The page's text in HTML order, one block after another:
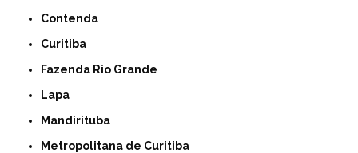
Contenda
Curitiba
Fazenda Rio Grande
Lapa
Mandirituba
Metropolitana de Curitiba